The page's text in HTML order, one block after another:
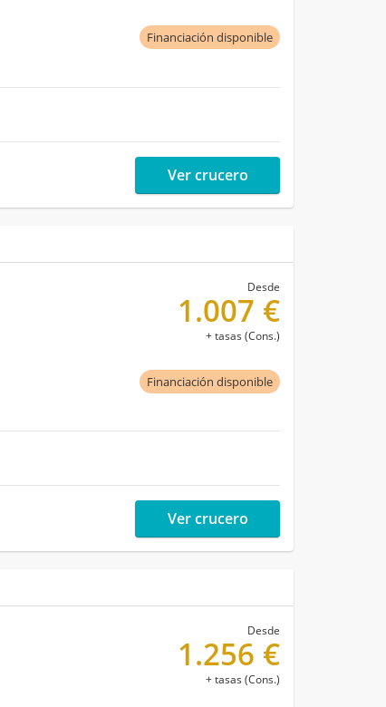
Financiación disponible
Ver crucero
Financiación disponible
Desde
1.007 €
+ tasas (Cons.)
Ver crucero
Desde
1.256 €
+ tasas (Cons.)